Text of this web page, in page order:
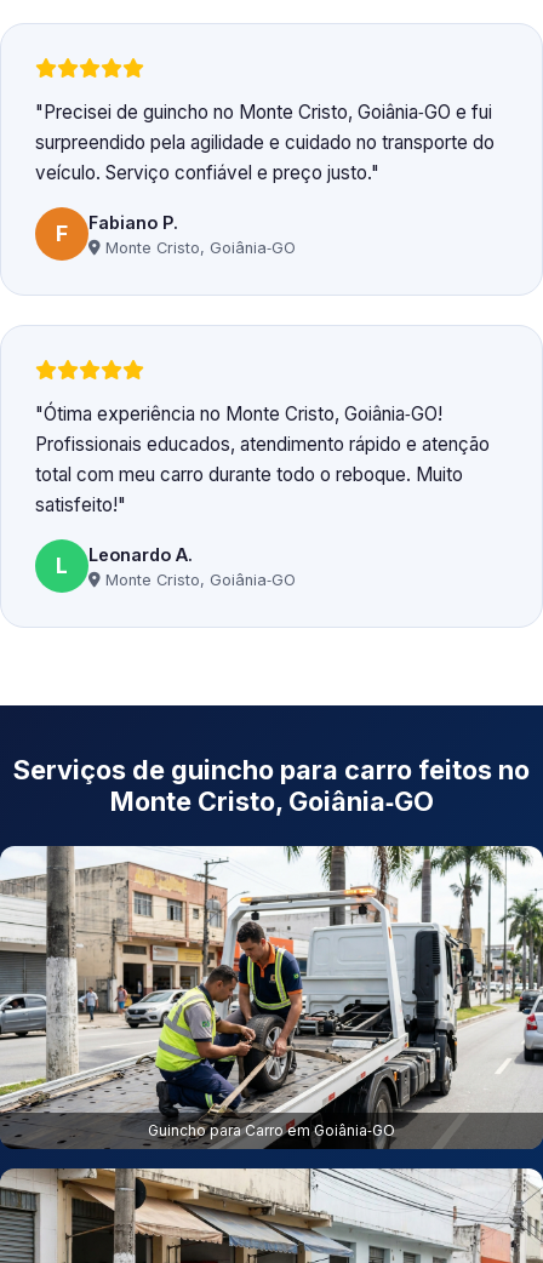
Precisei de guincho no Monte Cristo, Goiânia‑GO e fui
surpreendido pela agilidade e cuidado no transporte do
veículo. Serviço confiável e preço justo.
F Fabiano P.
Monte Cristo, Goiânia‑GO
Ótima experiência no Monte Cristo, Goiânia‑GO!
Profissionais educados, atendimento rápido e atenção
total com meu carro durante todo o reboque. Muito
satisfeito!
L Leonardo A.
Monte Cristo, Goiânia‑GO
Serviços de guincho para carro feitos no
Monte Cristo, Goiânia‑GO
Guincho para Carro em Goiânia‑GO